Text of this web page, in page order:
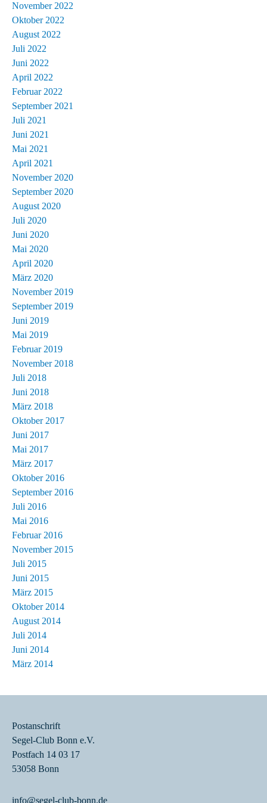
November 2022
Oktober 2022
August 2022
Juli 2022
Juni 2022
April 2022
Februar 2022
September 2021
Juli 2021
Juni 2021
Mai 2021
April 2021
November 2020
September 2020
August 2020
Juli 2020
Juni 2020
Mai 2020
April 2020
März 2020
November 2019
September 2019
Juni 2019
Mai 2019
Februar 2019
November 2018
Juli 2018
Juni 2018
März 2018
Oktober 2017
Juni 2017
Mai 2017
März 2017
Oktober 2016
September 2016
Juli 2016
Mai 2016
Februar 2016
November 2015
Juli 2015
Juni 2015
März 2015
Oktober 2014
August 2014
Juli 2014
Juni 2014
März 2014
Postanschrift
Segel-Club Bonn e.V.
Postfach 14 03 17
53058 Bonn
info@segel-club-bonn.de